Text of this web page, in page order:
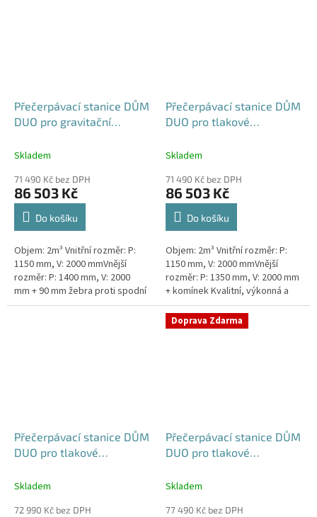
Přečerpávací stanice DŮM
DUO pro gravitační
nádrž 2m3
Skladem
71 490 Kč bez DPH
86 503 Kč
Do košíku
Objem: 2m³ Vnitřní rozměr: P:
1150 mm, V: 2000 mmVnější
rozměr: P: 1400 mm, V: 2000
mm + 90 mm žebra proti spodní
vodě + komínek Kvalitní,
Přečerpávací stanice DŮM
DUO pro tlakové
- nádrž 2m3
Skladem
71 490 Kč bez DPH
86 503 Kč
Do košíku
Objem: 2m³ Vnitřní rozměr: P:
1150 mm, V: 2000 mmVnější
rozměr: P: 1350 mm, V: 2000 mm
+ komínek Kvalitní, výkonná a
extrémně spolehlivá
přečerpávací stanice k
rodinným a...
Přečerpávací stanice DŮM
DUO pro tlakové
nádrž 2m3
Skladem
72 990 Kč bez DPH
Doprava Zdarma
Přečerpávací stanice DŮM
DUO pro tlakové
nádrž 2m3
Skladem
77 490 Kč bez DPH